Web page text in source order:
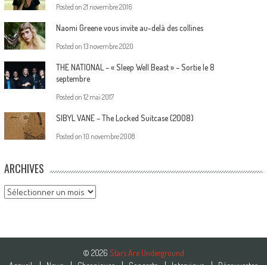
Posted on 21 novembre 2016
Naomi Greene vous invite au-delà des collines
Posted on 13 novembre 2020
THE NATIONAL – « Sleep Well Beast » – Sortie le 8
septembre
Posted on 12 mai 2017
SIBYL VANE – The Locked Suitcase (2008)
Posted on 10 novembre 2008
ARCHIVES
Archives
© 2026 Stars Are Underground